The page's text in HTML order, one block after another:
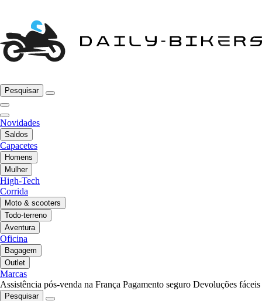
Pesquisar
Novidades
Saldos
Capacetes
Homens
Mulher
High-Tech
Corrida
Moto & scooters
Todo-terreno
Aventura
Oficina
Bagagem
Outlet
Marcas
Assistência pós-venda na França Pagamento seguro Devoluções fáceis
Pesquisar